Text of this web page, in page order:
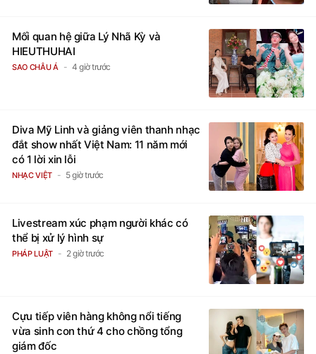
Mối quan hệ giữa Lý Nhã Kỳ và
HIEUTHUHAI
SAO CHÂU Á 4 giờ trước
Diva Mỹ Linh và giảng viên thanh nhạc
đắt show nhất Việt Nam: 11 năm mới
có 1 lời xin lỗi
NHẠC VIỆT 5 giờ trước
Livestream xúc phạm người khác có
thể bị xử lý hình sự
PHÁP LUẬT 2 giờ trước
Cựu tiếp viên hàng không nổi tiếng
vừa sinh con thứ 4 cho chồng tổng
giám đốc